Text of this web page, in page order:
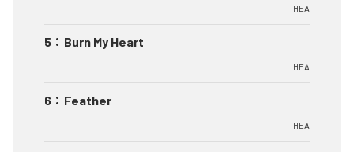
HEA
5 ： Burn My Heart
HEA
6 ： Feather
HEA